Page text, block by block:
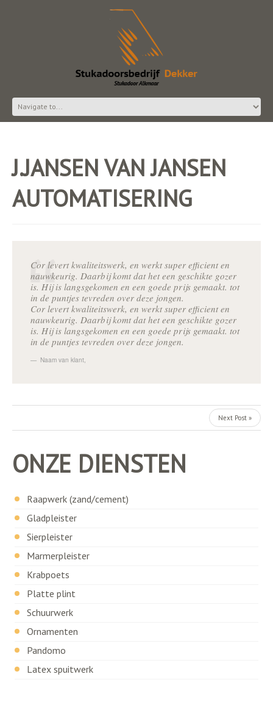
J.JANSEN VAN JANSEN
AUTOMATISERING
Cor levert kwaliteitswerk, en werkt super efficient en
nauwkeurig. Daarbij komt dat het een geschikte gozer
is. Hij is langsgekomen en een goede prijs gemaakt. tot
in de puntjes tevreden over deze jongen.
Cor levert kwaliteitswerk, en werkt super efficient en
nauwkeurig. Daarbij komt dat het een geschikte gozer
is. Hij is langsgekomen en een goede prijs gemaakt. tot
in de puntjes tevreden over deze jongen.
Naam van klant
Next Post »
ONZE DIENSTEN
Raapwerk (zand/cement)
Gladpleister
Sierpleister
Marmerpleister
Krabpoets
Platte plint
Schuurwerk
Ornamenten
Pandomo
Latex spuitwerk